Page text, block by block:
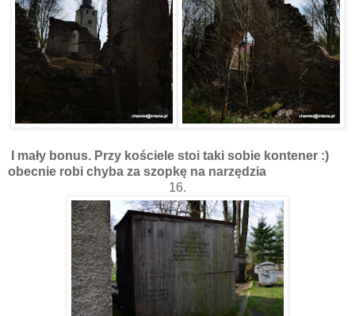
I mały bonus. Przy kościele stoi taki sobie kontener :)
obecnie robi chyba za szopkę na narzędzia
16.